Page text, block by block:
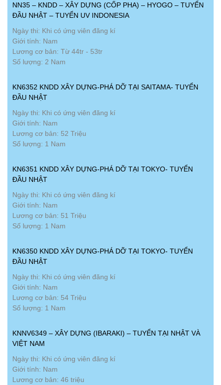
NN35 – KNDD – XÂY DỰNG (CỐP PHA) – HYOGO – TUYỂN
ĐẦU NHẬT – TUYỂN UV INDONESIA
Ngày thi: Khi có ứng viên đăng kí
Giới tính: Nam
Lương cơ bản: Từ 44tr - 53tr
Số lượng: 2 Nam
KN6352 KNDD XÂY DỰNG-PHÁ DỠ TẠI SAITAMA- TUYỂN
ĐẦU NHẬT
Ngày thi: Khi có ứng viên đăng kí
Giới tính: Nam
Lương cơ bản: 52 Triệu
Số lượng: 1 Nam
KN6351 KNDD XÂY DỰNG-PHÁ DỠ TẠI TOKYO- TUYỂN
ĐẦU NHẬT
Ngày thi: Khi có ứng viên đăng kí
Giới tính: Nam
Lương cơ bản: 51 Triệu
Số lượng: 1 Nam
KN6350 KNDD XÂY DỰNG-PHÁ DỠ TẠI TOKYO- TUYỂN
ĐẦU NHẬT
Ngày thi: Khi có ứng viên đăng kí
Giới tính: Nam
Lương cơ bản: 54 Triệu
Số lượng: 1 Nam
KNNV6349 – XÂY DỰNG (IBARAKI) – TUYỂN TẠI NHẬT VÀ
VIỆT NAM
Ngày thi: Khi có ứng viên đăng kí
Giới tính: Nam
Lương cơ bản: 46 triệu